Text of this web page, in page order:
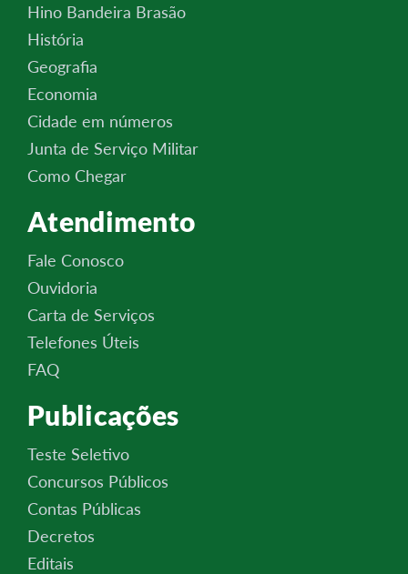
Hino Bandeira Brasão
História
Geografia
Economia
Cidade em números
Junta de Serviço Militar
Como Chegar
Atendimento
Fale Conosco
Ouvidoria
Carta de Serviços
Telefones Úteis
FAQ
Publicações
Teste Seletivo
Concursos Públicos
Contas Públicas
Decretos
Editais